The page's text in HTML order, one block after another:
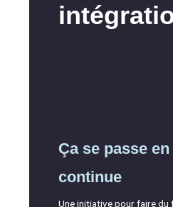
Ça se passe
continue
Une initiative pour faire du